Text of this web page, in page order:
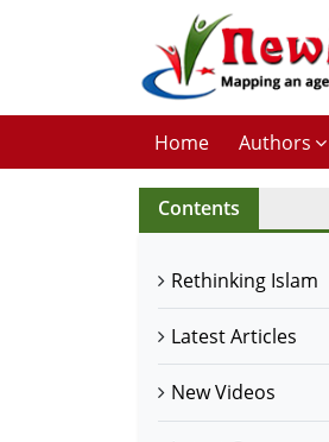
Home Authors
Contents
Rethinking Islam
Latest Articles
New Videos